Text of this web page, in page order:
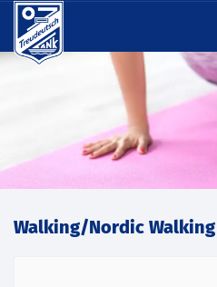
Walking/Nordic